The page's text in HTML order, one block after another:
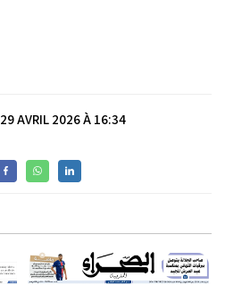
29 AVRIL 2026 À 16:34